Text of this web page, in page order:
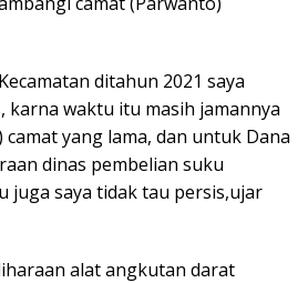
ditahun 2021 saya
karna waktu itu masih jamannya
yang lama, dan untuk Dana
dinas pembelian suku
juga saya tidak tau persis,ujar
alat angkutan darat